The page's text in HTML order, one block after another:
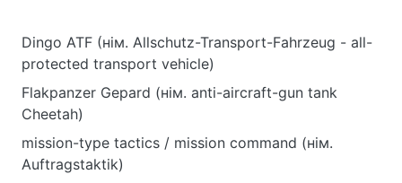
Dingo ATF (нім. Allschutz-Transport-Fahrzeug - all-
protected transport vehicle)
Flakpanzer Gepard (нім. anti-aircraft-gun tank
Cheetah)
mission-type tactics / mission command (нім.
Auftragstaktik)